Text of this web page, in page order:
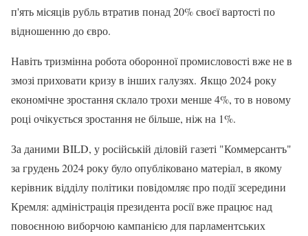
п'ять місяців рубль втратив понад 20% своєї вартості по
відношенню до євро.
Навіть тризмінна робота оборонної промисловості вже не в
змозі приховати кризу в інших галузях. Якщо 2024 року
економічне зростання склало трохи менше 4%, то в новому
році очікується зростання не більше, ніж на 1%.
За даними BILD, у російській діловій газеті "Коммерсантъ"
за грудень 2024 року було опубліковано матеріал, в якому
керівник відділу політики повідомляє про події зсередини
Кремля: адміністрація президента росії вже працює над
повоєнною виборчою кампанією для парламентських